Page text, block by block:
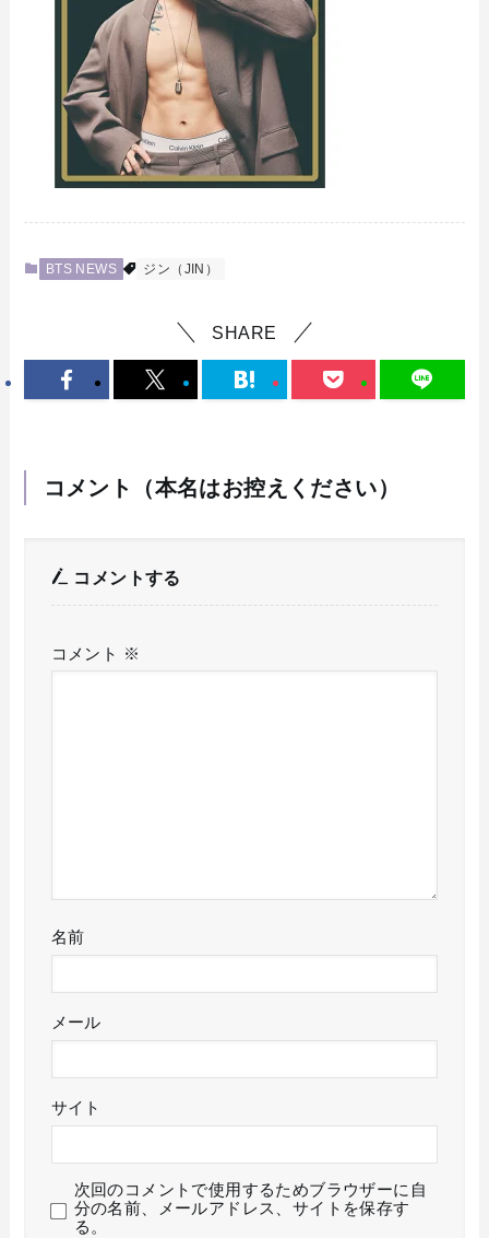
BTS NEWS ジン（JIN）
SHARE
コメント（本名はお控えください）
コメントする
コメント ※
名前
メール
サイト
次回のコメントで使用するためブラウザーに自
分の名前、メールアドレス、サイトを保存す
る。